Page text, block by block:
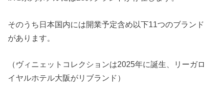
そのうち日本国内には開業予定含め以下11つのブランド
があります。
（ヴィニェットコレクションは2025年に誕生、リーガロ
イヤルホテル大阪がリブランド）